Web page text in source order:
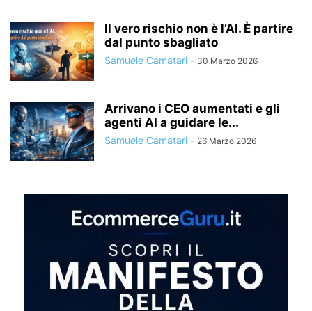
Il vero rischio non è l’AI. È partire
dal punto sbagliato
Samuele Camatari - 30 Marzo 2026
Arrivano i CEO aumentati e gli
agenti AI a guidare le...
Samuele Camatari - 26 Marzo 2026